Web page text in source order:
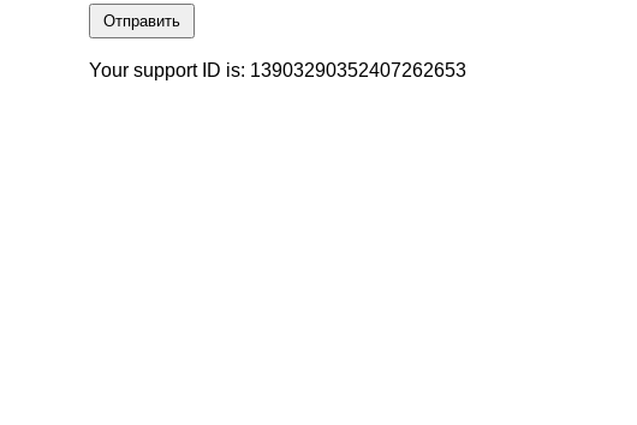
Отправить
Your support ID is: 13903290352407262653